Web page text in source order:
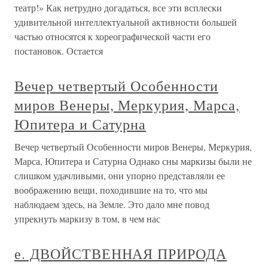
театр!» Как нетрудно догадаться, все эти всплески
удивительной интеллектуальной активности большей
частью относятся к хореографической части его
постановок. Остается
Вечер четвертый Особенности
миров Венеры, Меркурия, Марса,
Юпитера и Сатурна
Вечер четвертый Особенности миров Венеры, Меркурия,
Марса, Юпитера и Сатурна Однако сны маркизы были не
слишком удачливыми, они упорно представляли ее
воображению вещи, походившие на то, что мы
наблюдаем здесь, на Земле. Это дало мне повод
упрекнуть маркизу в том, в чем нас
е. ДВОЙСТВЕННАЯ ПРИРОДА